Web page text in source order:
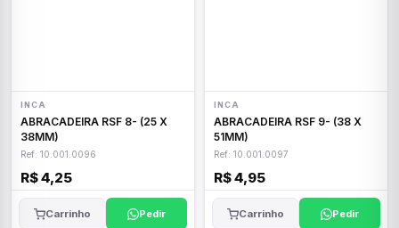
INCA
ABRACADEIRA RSF 8- (25 X
38MM)
Ref: 10.001.0096
R$ 4,25
Carrinho Pedir
INCA
ABRACADEIRA RSF 9- (38 X
51MM)
Ref: 10.001.0097
R$ 4,95
Carrinho Pedir